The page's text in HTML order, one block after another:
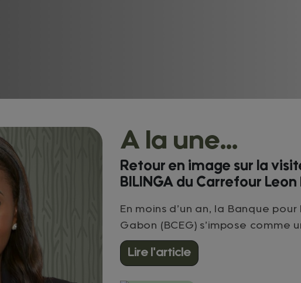
A la une...
Retour en image sur la
BILINGA du Carrefour Leon
En moins d’un an, la Banque
Gabon (BCEG) s’impose
de proximité. Avec une offre de
possible par les dispositifs CATR
Lire l'article